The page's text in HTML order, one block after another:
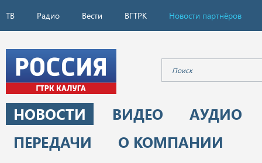
ТВ Радио Вести ВГТРК Новости партнёров
НОВОСТИ ВИДЕО
АУДИО
ПЕРЕДАЧИ
О КОМПАНИИ